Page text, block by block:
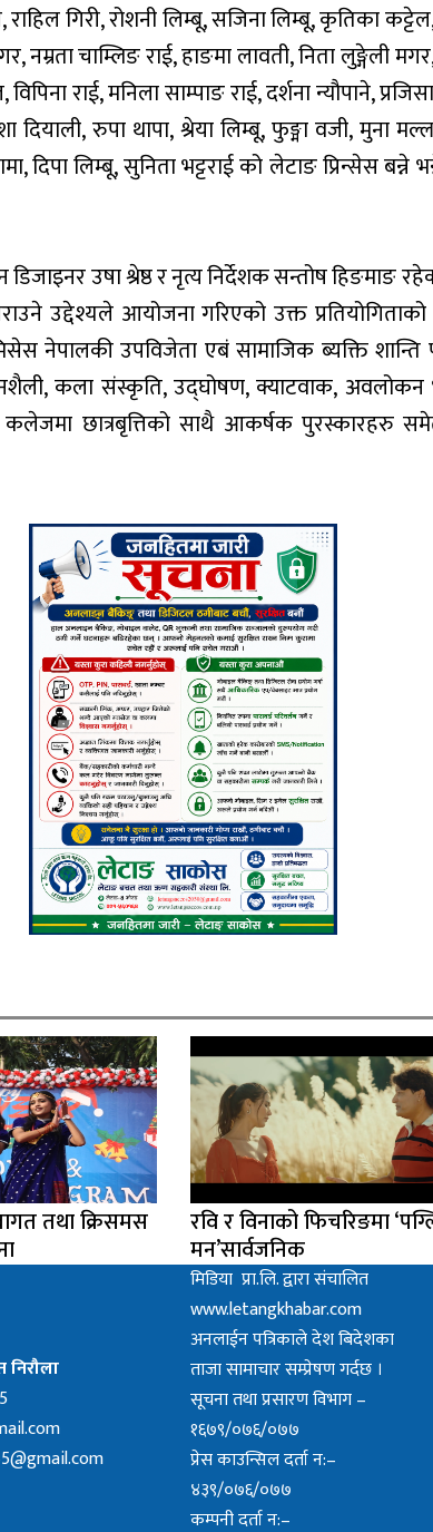
राहिल गिरी, रोशनी लिम्बू, सजिना लिम्बू, कृतिका
नम्रता चाम्लिङ राई, हाङमा लावती, निता लुङ्गेली
राई, मनिला साम्पाङ राई, दर्शना न्यौपाने,
रुपा थापा, श्रेया लिम्बू, फुङ्मा वजी, मुना
दिपा लिम्बू, सुनिता भट्टराई को लेटाङ प्रिन्सेस बन्ने
उषा श्रेष्ठ र नृत्य निर्देशक सन्तोष हिङमाङ
उद्देश्यले आयोजना गरिएको उक्त
नेपालकी उपविजेता एबं सामाजिक ब्यक्ति शान्ति
कला संस्कृति, उद्घोषण, क्याटवाक, अवलोकन
कलेजमा छात्रबृत्तिको साथै आकर्षक पुरस्कारहरु
तथा क्रिसमस रवि र विनाको फिचरिङमा
मन’सार्वजनिक
मिडिया प्रा.लि. द्वारा संचालित
www.letangkhabar.com
अनलाईन पत्रिकाले देश बिदेशका
ताजा सामाचार सम्प्रेषण गर्दछ ।
सूचना तथा प्रसारण विभाग –
१६७९/०७६/०७७
प्रेस काउन्सिल दर्ता न:–
४३९/०७६/०७७
कम्पनी दर्ता न:–